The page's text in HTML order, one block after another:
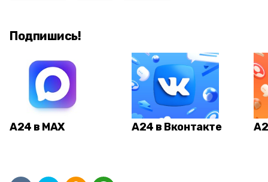
Подпишись!
А24 в MAX А24 в Вконтакте